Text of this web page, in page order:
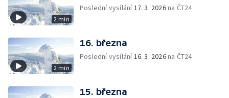
2 min
Poslední vysílání17. 3. 2026na ČT24
2 min
16. března
Poslední vysílání16. 3. 2026na ČT24
15. března